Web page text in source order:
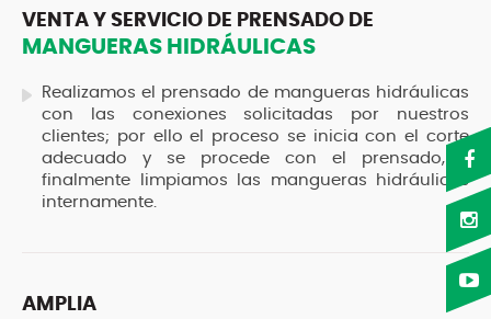
VENTA Y SERVICIO DE PRENSADO DE
MANGUERAS HIDRÁULICAS
Realizamos el prensado de mangueras hidráulicas
con las conexiones solicitadas por nuestros
clientes; por ello el proceso se inicia con el corte
adecuado y se procede con el prensado, y
finalmente limpiamos las mangueras hidráulicas
internamente.
AMPLIA